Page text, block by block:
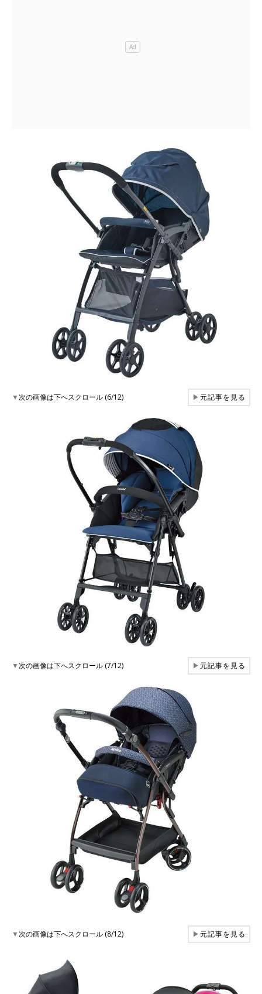
▼次の画像は下へスクロール (6/12) ▶元記事を見る
▼次の画像は下へスクロール (7/12) ▶元記事を見る
▼次の画像は下へスクロール (8/12) ▶元記事を見る